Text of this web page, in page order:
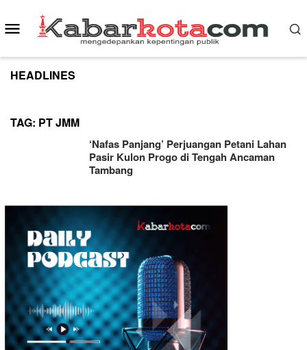
to
content
Mobile
Menu
HEADLINES
TAG: PT JMM
‘Nafas Panjang’ Perjuangan Petani Lahan
Pasir Kulon Progo di Tengah Ancaman
Tambang